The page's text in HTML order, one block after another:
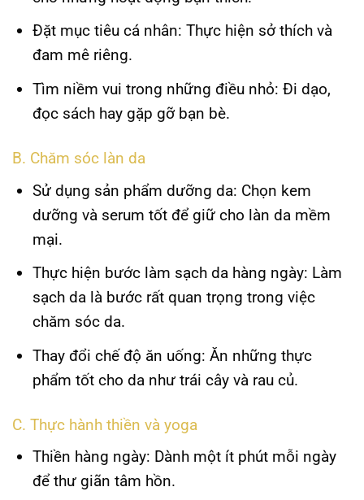
Đặt mục tiêu cá nhân: Thực hiện sở thích và
đam mê riêng.
Tìm niềm vui trong những điều nhỏ: Đi dạo,
đọc sách hay gặp gỡ bạn bè.
B. Chăm sóc làn da
Sử dụng sản phẩm dưỡng da: Chọn kem
dưỡng và serum tốt để giữ cho làn da mềm
mại.
Thực hiện bước làm sạch da hàng ngày: Làm
sạch da là bước rất quan trọng trong việc
chăm sóc da.
Thay đổi chế độ ăn uống: Ăn những thực
phẩm tốt cho da như trái cây và rau củ.
C. Thực hành thiền và yoga
Thiền hàng ngày: Dành một ít phút mỗi ngày
để thư giãn tâm hồn.